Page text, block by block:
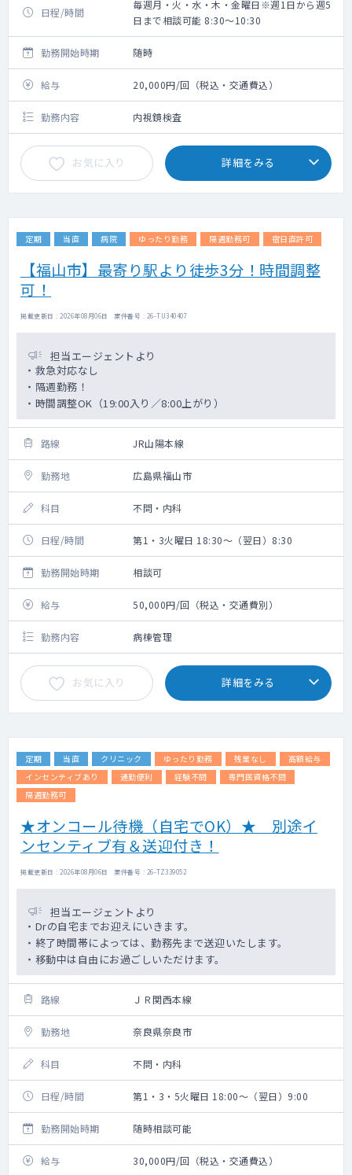
日程/時間
毎週月・火・水・木・金曜日※週1日から週5
日まで相談可能 8:30～10:30
勤務開始時期 随時
給与 20,000円/回（税込・交通費込）
勤務内容 内視鏡検査
お気に入り 詳細をみる
定期 当直 病院 ゆったり勤務 隔週勤務可 宿日直許可
【福山市】最寄り駅より徒歩3分！時間調整
可！
掲載更新日 : 2026年08月06日 案件番号 : 26-TU340407
担当エージェントより
・救急対応なし
・隔週勤務！
・時間調整OK（19:00入り／8:00上がり）
路線 JR山陽本線
勤務地 広島県福山市
科目 不問・内科
日程/時間 第1・3火曜日 18:30～（翌日）8:30
勤務開始時期 相談可
給与 50,000円/回（税込・交通費別）
勤務内容 病棟管理
お気に入り 詳細をみる
定期 当直 クリニック ゆったり勤務 残業なし
高額給与
インセンティブあり
通勤便利 経験不問
専門医資格不問
隔週勤務可
★オンコール待機（自宅でOK）★ 別途イ
ンセンティブ有＆送迎付き！
掲載更新日 : 2026年08月06日 案件番号 : 26-TZ339052
担当エージェントより
・Drの自宅までお迎えにいきます。
・終了時間帯によっては、勤務先まで送迎いたします。
・移動中は自由にお過ごしいただけます。
路線 ＪＲ関西本線
勤務地 奈良県奈良市
科目 不問・内科
日程/時間 第1・3・5火曜日 18:00～（翌日）9:00
勤務開始時期 随時相談可能
給与 30,000円/回（税込・交通費込）